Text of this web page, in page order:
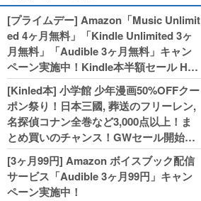
[プライムデー] Amazon「Music Unlimit
ed 4ヶ月無料」「Kindle Unlimited 3ヶ
月無料」「Audible 3ヶ月無料」キャン
ペーン実施中！Kindle本半額セール HU
NTER×HUNTERなど集英社、無職転生,
幼女戦記などKADOKAWA、キャプテン
翼100円セールも！
[Kinled本] 小学館 少年漫画50%OFFクー
ポン祭り！日本三國, 葬送のフリーレン,
名探偵コナン全巻など3,000点以上！ま
とめ買いのチャンス！GWセール開始！
人気コミック多数 カドカワ祭やIT関連本
がセールに！
[3ヶ月99円] Amazon ボイスブック配信
サービス「Audible 3ヶ月99円」キャン
ペーン実施中！